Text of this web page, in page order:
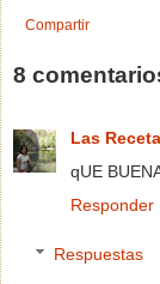
Compartir
8
Las
qUE
Responder
Respuestas